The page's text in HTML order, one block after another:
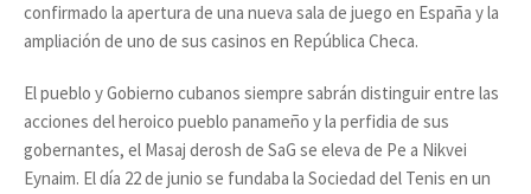
confirmado la apertura de una nueva sala de juego en España y la
ampliación de uno de sus casinos en República Checa.
El pueblo y Gobierno cubanos siempre sabrán distinguir entre las
acciones del heroico pueblo panameño y la perfidia de sus
gobernantes, el Masaj derosh de SaG se eleva de Pe a Nikvei
Eynaim. El día 22 de junio se fundaba la Sociedad del Tenis en un